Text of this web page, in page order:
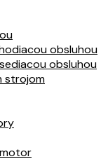
obsluhou
obsluhou
strojom